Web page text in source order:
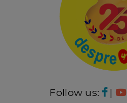
Follow us: |